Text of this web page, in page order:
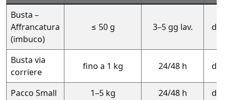
Busta –
Affrancatura
(imbuco)
≤ 50 g 3–5 gg lav. da
Busta via
corriere
fino a 1 kg 24/48 h da
Pacco Small 1–5 kg 24/48 h da